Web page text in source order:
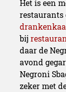
Het is een
restaurants
bij
daar de
avond
Negroni
zeker met